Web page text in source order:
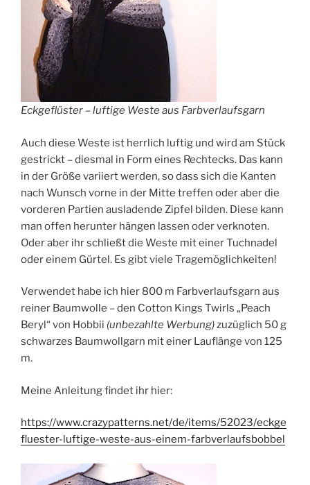
Eckgeflüster – luftige Weste aus Farbverlaufsgarn
Auch diese Weste ist herrlich luftig und wird am Stück
gestrickt – diesmal in Form eines Rechtecks. Das kann
in der Größe variiert werden, so dass sich die Kanten
nach Wunsch vorne in der Mitte treffen oder aber die
vorderen Partien ausladende Zipfel bilden. Diese kann
man offen herunter hängen lassen oder verknoten.
Oder aber ihr schließt die Weste mit einer Tuchnadel
oder einem Gürtel. Es gibt viele Tragemöglichkeiten!
Verwendet habe ich hier 800 m Farbverlaufsgarn aus
reiner Baumwolle – den Cotton Kings Twirls „Peach
Beryl“ von Hobbii (unbezahlte Werbung)zuzüglich 50 g
schwarzes Baumwollgarn mit einer Lauflänge von 125
m.
Meine Anleitung findet ihr hier:
https://www.crazypatterns.net/de/items/52023/eckge
fluester-luftige-weste-aus-einem-farbverlaufsbobbel